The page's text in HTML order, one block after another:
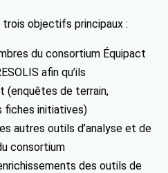
objectifs principaux :
du consortium Équipact
afin qu’ils
(enquêtes de terrain,
fiches initiatives)
autres outils d’analyse et de
consortium
des outils de